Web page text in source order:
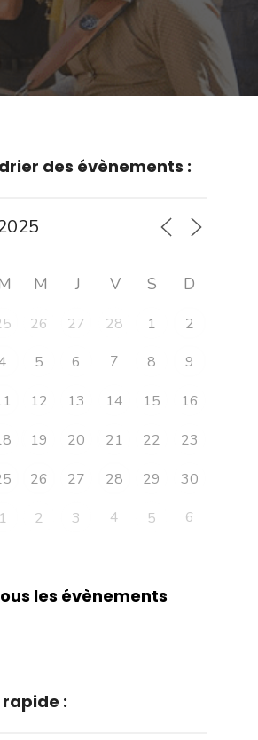
des évènements :
M J V S D
26 27 28 1
2
5 6 7 8
9
12 13 14 15
16
19 20 21 22
23
26 27 28 29
30
1 2 3 4 5 6
les évènements
: